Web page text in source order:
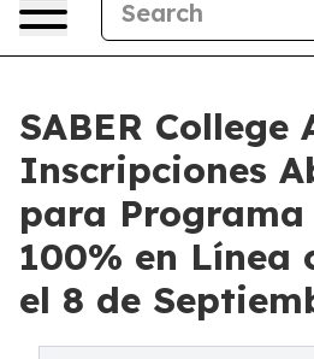
SABER College
Inscripciones
para Programa
100% en Línea
el 8 de